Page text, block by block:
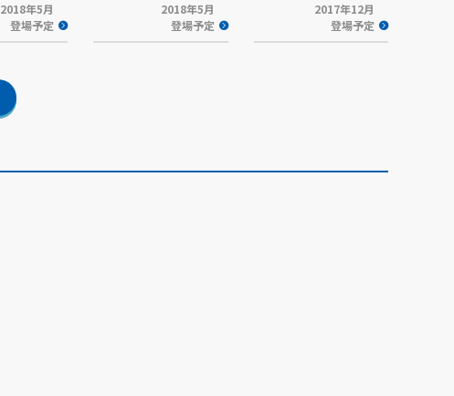
2018年5月
登場予定
2018年5月
登場予定
2017年12月
登場予定